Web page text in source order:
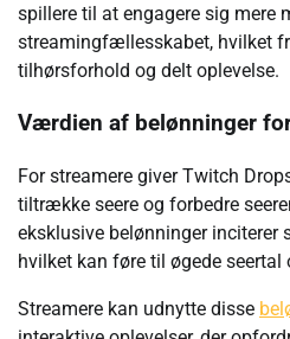
spillere til at engagere sig mere
streamingfællesskabet, hvilket
tilhørsforhold og delt oplevelse.
Værdien af belønninger
For streamere giver Twitch
tiltrække seere og forbedre
eksklusive belønninger inciterer
hvilket kan føre til øgede
Streamere kan udnytte disse